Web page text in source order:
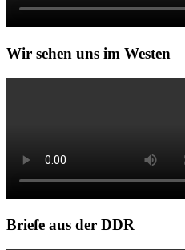
Wir sehen uns im Westen
Briefe aus der DDR